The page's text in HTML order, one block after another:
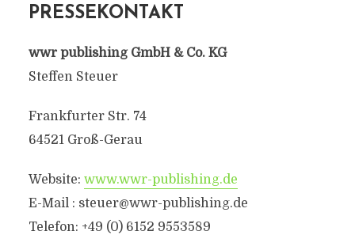
PRESSEKONTAKT
wwr publishing GmbH & Co. KG
Steffen Steuer
Frankfurter Str. 74
64521 Groß-Gerau
Website: www.wwr-publishing.de
E-Mail : steuer@wwr-publishing.de
Telefon: +49 (0) 6152 9553589